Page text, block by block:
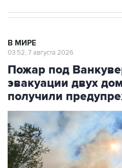
В МИРЕ
03:52, 7 августа 2026
Пожар под
эвакуации двух
получили